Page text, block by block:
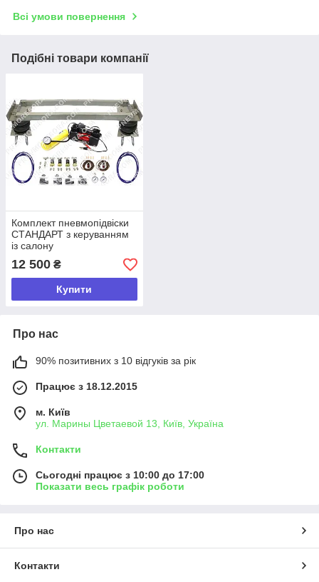
Всі умови повернення
Подібні товари компанії
Комплект пневмопідвіски
СТАНДАРТ з керуванням
із салону
12 500 ₴
Купити
Про нас
90% позитивних з 10 відгуків за рік
Працює з 18.12.2015
м. Київ
ул. Марины Цветаевой 13, Київ, Україна
Контакти
Сьогодні працює з 10:00 до 17:00
Показати весь графік роботи
Про нас
Контакти